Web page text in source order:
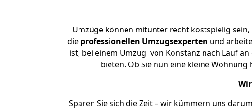
Umzüge können mitunter recht kostspielig
die professionellen Umzugsexperten und
ist, bei einem Umzug von Konstanz nach Lauf
bieten. Ob Sie nun eine kleine
Sparen Sie sich die Zeit – wir kümmern uns